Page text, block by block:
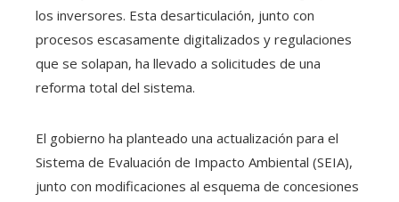
los inversores. Esta desarticulación, junto con
procesos escasamente digitalizados y regulaciones
que se solapan, ha llevado a solicitudes de una
reforma total del sistema.
El gobierno ha planteado una actualización para el
Sistema de Evaluación de Impacto Ambiental (SEIA),
junto con modificaciones al esquema de concesiones